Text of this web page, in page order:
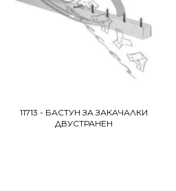
11713 - БАСТУН ЗА ЗАКАЧАЛКИ
ДВУСТРАНЕН